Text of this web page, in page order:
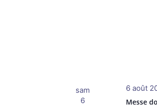
sam
6
Messe
6 août